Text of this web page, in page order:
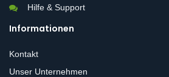
Hilfe & Support
Informationen
Kontakt
Unser Unternehmen